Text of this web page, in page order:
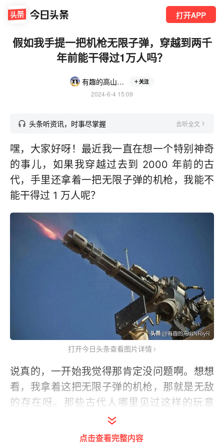
打开APP
假如我手提一把机枪无限子弹，穿越到两千
年前能干得过1万人吗？
有趣的高山NRiyR 关注
2024-6-4 15:09
头条听资讯，时事尽掌握 去听全文
嘿，大家好呀！最近我一直在想一个特别神奇
的事儿，如果我穿越过去到 2000 年前的古
代，手里还拿着一把无限子弹的机枪，我能不
能干得过 1 万人呢？
打开今日头条查看图片详情
说真的，一开始我觉得那肯定没问题啊。想想
看，我拿着这把无限子弹的机枪，那就是无敌
的存在呀。那些古代人哪里见过这样的玩意
儿，他们冲上来，我就哒哒哒一顿扫射，他们
肯定成片成片地倒下，怎么可能是我的对手
点击查看完整内容